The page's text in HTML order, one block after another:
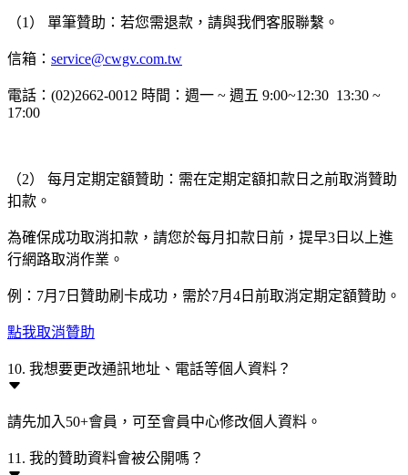
（1） 單筆贊助：若您需退款，請與我們客服聯繫。
信箱： service@cwgv.com.tw
電話：(02)2662-0012 時間：週一 ~ 週五 9:00~12:30 13:30 ~
17:00
（2） 每月定期定額贊助：需在定期定額扣款日之前取消贊助
扣款。
為確保成功取消扣款，請您於每月扣款日前，提早3日以上進
行網路取消作業。
例：7月7日贊助刷卡成功，需於7月4日前取消定期定額贊助。
點我取消贊助
10. 我想要更改通訊地址、電話等個人資料？
請先加入50+會員，可至會員中心修改個人資料。
11. 我的贊助資料會被公開嗎？